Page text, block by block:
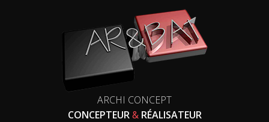
ARCHI CONCEPT
CONCEPTEUR&RÉALISATEUR